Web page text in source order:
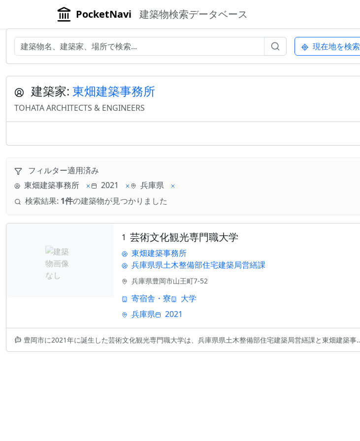
PocketNavi 建築物検索データベース
現在地を検索
建築家: 東畑建築事務所
TOHATA ARCHITECTS & ENGINEERS
フィルター適用済み
東畑建築事務所
2021
兵庫県
検索結果: 1件の建築物が見つかりました
1 芸術文化観光専門職大学
東畑建築事務所
兵庫県県土木整備部住宅建築局営繕課
兵庫県豊岡市山王町7-52
寄宿舎・寮
大学
兵庫県
2021
豊岡市に2021年に誕生した芸術文化観光専門職大学は、兵庫県県土木整備部住宅建築局営繕課と東畑建築事務所による設計。大学